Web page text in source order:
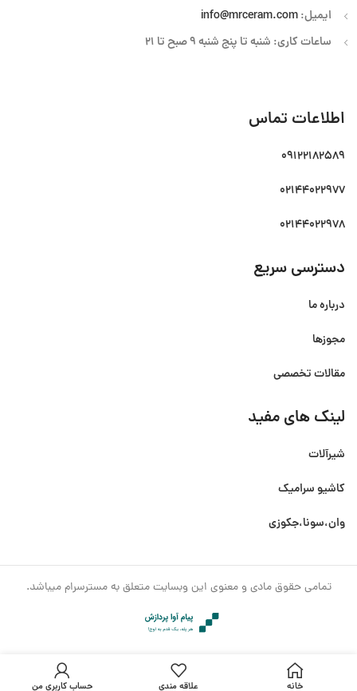
ایمیل:info@mrceram.com
ساعات کاری: شنبه تا پنج شنبه 9 صبح تا 21
اطلاعات تماس
09122182589
02144022977
02144022978
دسترسی سریع
درباره ما
مجوزها
مقالات تخصصی
لینک های مفید
شیرآلات
کاشیو سرامیک
وان،سونا،جکوزی
تمامی حقوق مادی و معنوی این وبسایت متعلق به مسترسرام میباشد.
خانه علاقه مندی حساب کاربری من